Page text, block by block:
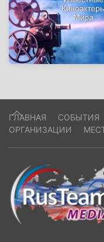
ГЛАВНАЯ СОБЫТИЯ
ОРГАНИЗАЦИИ